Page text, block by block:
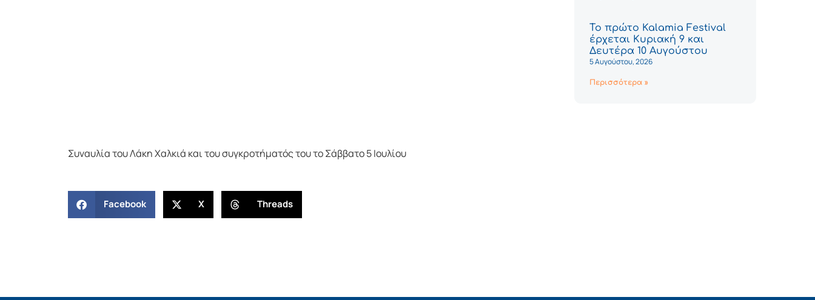
Το πρώτο Kalamia Festival
έρχεται Κυριακή 9 και
Δευτέρα 10 Αυγούστου
5 Αυγούστου, 2026
Περισσότερα »
Συναυλία του Λάκη Χαλκιά και του συγκροτήματός του το Σάββατο 5 Ιουλίου
Facebook X Threads